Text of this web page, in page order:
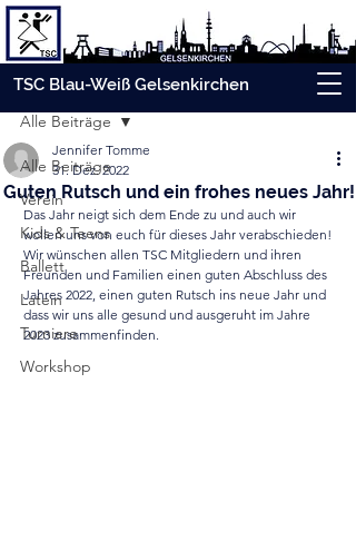
TSC Blau-Weiß Gelsenkirchen
Beitrag
Alle Beiträge
Verein
Kids & Teens
Ballett
Latein
Turniere
Workshop
Alle Beiträge
Guten Rutsch und ein frohes neues Jahr!
Jennifer Tomme
31. Dez. 2022
Das Jahr neigt sich dem Ende zu und auch wir
wollen uns von euch für dieses Jahr verabschieden!
Wir wünschen allen TSC Mitgliedern und ihren
Freunden und Familien einen guten Abschluss des
Jahres 2022, einen guten Rutsch ins neue Jahr und
dass wir uns alle gesund und ausgeruht im Jahre
2023 zusammenfinden.